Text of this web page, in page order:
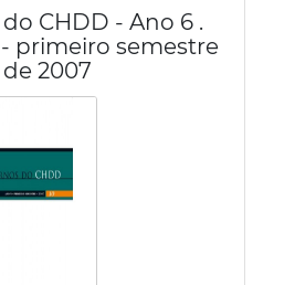
CHDD - Ano 6 .
primeiro semestre
de 2007